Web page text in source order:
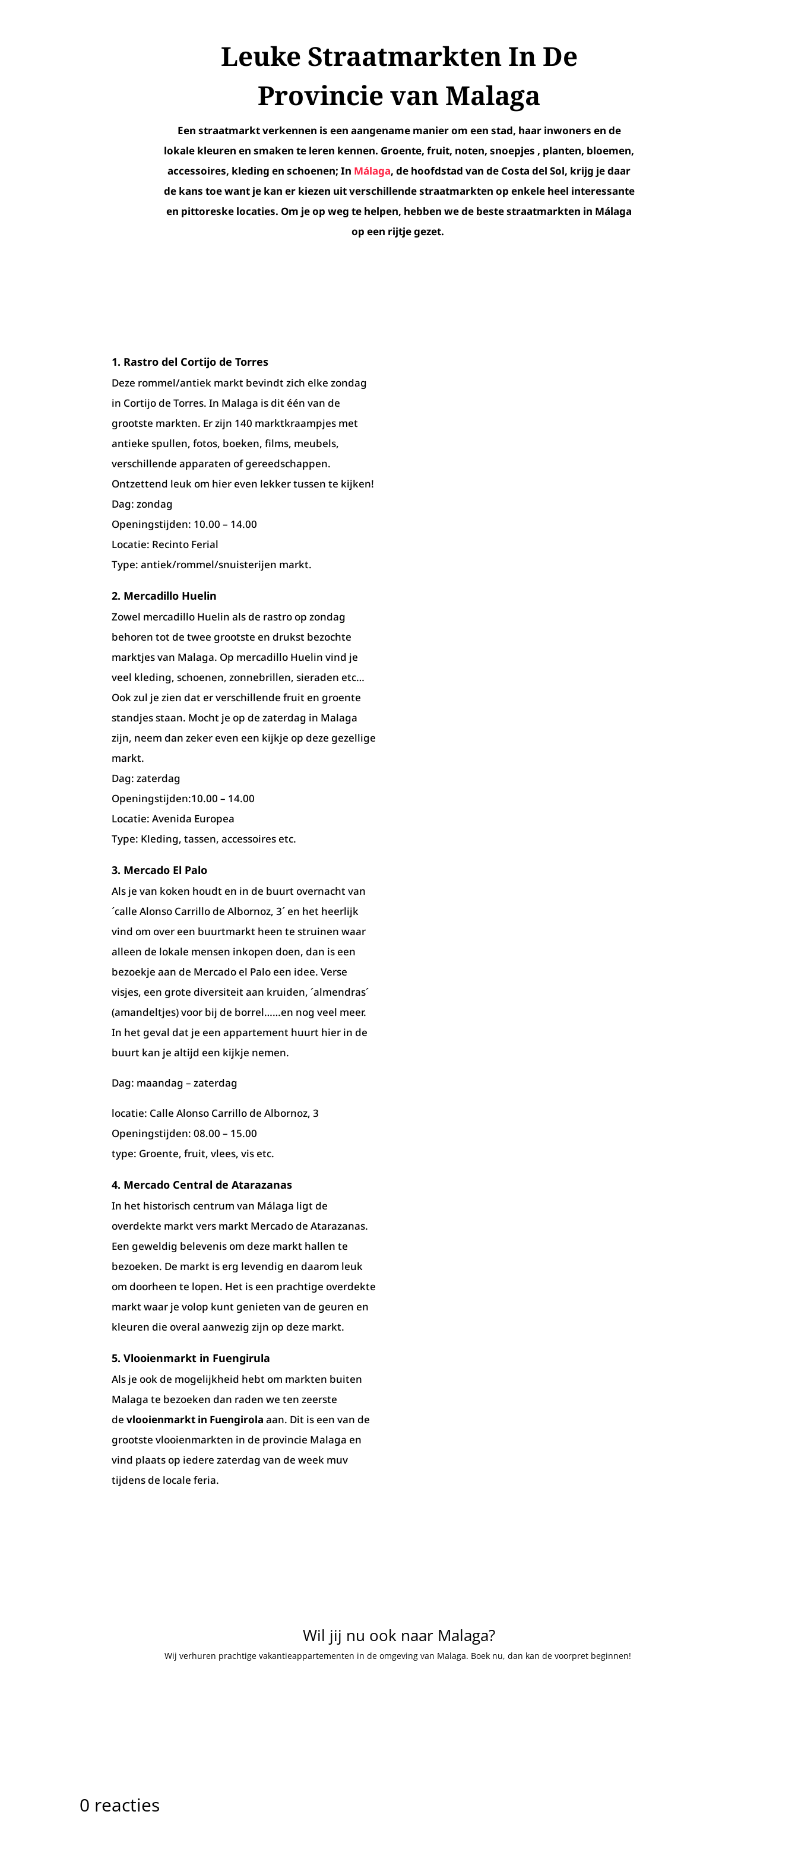
Leuke Straatmarkten In De
Provincie van Malaga
Een straatmarkt verkennen is een aangename manier om een stad, haar inwoners en de
lokale kleuren en smaken te leren kennen. Groente, fruit, noten, snoepjes , planten, bloemen,
accessoires, kleding en schoenen; In Málaga, de hoofdstad van de Costa del Sol, krijg je daar
de kans toe want je kan er kiezen uit verschillende straatmarkten op enkele heel interessante
en pittoreske locaties. Om je op weg te helpen, hebben we de beste straatmarkten in Málaga
op een rijtje gezet.
1. Rastro del Cortijo de Torres
Deze rommel/antiek markt bevindt zich elke zondag
in Cortijo de Torres. In Malaga is dit één van de
grootste markten. Er zijn 140 marktkraampjes met
antieke spullen, fotos, boeken, films, meubels,
verschillende apparaten of gereedschappen.
Ontzettend leuk om hier even lekker tussen te kijken!
Dag: zondag
Openingstijden: 10.00 – 14.00
Locatie: Recinto Ferial
Type: antiek/rommel/snuisterijen markt.
2. Mercadillo Huelin
Zowel mercadillo Huelin als de rastro op zondag
behoren tot de twee grootste en drukst bezochte
marktjes van Malaga. Op mercadillo Huelin vind je
veel kleding, schoenen, zonnebrillen, sieraden etc…
Ook zul je zien dat er verschillende fruit en groente
standjes staan. Mocht je op de zaterdag in Malaga
zijn, neem dan zeker even een kijkje op deze gezellige
markt.
Dag: zaterdag
Openingstijden:10.00 – 14.00
Locatie: Avenida Europea
Type: Kleding, tassen, accessoires etc.
3. Mercado El Palo
Als je van koken houdt en in de buurt overnacht van
´calle Alonso Carrillo de Albornoz, 3´ en het heerlijk
vind om over een buurtmarkt heen te struinen waar
alleen de lokale mensen inkopen doen, dan is een
bezoekje aan de Mercado el Palo een idee. Verse
visjes, een grote diversiteit aan kruiden, ´almendras´
(amandeltjes) voor bij de borrel……en nog veel meer.
In het geval dat je een appartement huurt hier in de
buurt kan je altijd een kijkje nemen.
Dag: maandag – zaterdag
locatie: Calle Alonso Carrillo de Albornoz, 3
Openingstijden: 08.00 – 15.00
type: Groente, fruit, vlees, vis etc.
4. Mercado Central de Atarazanas
In het historisch centrum van Málaga ligt de
overdekte markt vers markt Mercado de Atarazanas.
Een geweldig belevenis om deze markt hallen te
bezoeken. De markt is erg levendig en daarom leuk
om doorheen te lopen. Het is een prachtige overdekte
markt waar je volop kunt genieten van de geuren en
kleuren die overal aanwezig zijn op deze markt.
5. Vlooienmarkt in Fuengirula
Als je ook de mogelijkheid hebt om markten buiten
Malaga te bezoeken dan raden we ten zeerste
devlooienmarkt in Fuengirola aan. Dit is een van de
grootste vlooienmarkten in de provincie Malaga en
vind plaats op iedere zaterdag van de week muv
tijdens de locale feria.
Wil jij nu ook naar Malaga?
Wij verhuren prachtige vakantieappartementen in de omgeving van Malaga. Boek nu, dan kan de voorpret beginnen!
0 reacties